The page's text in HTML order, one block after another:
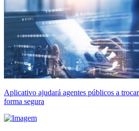
Aplicativo ajudará agentes públicos a
forma segura